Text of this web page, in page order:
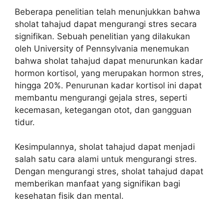
Beberapa penelitian telah menunjukkan bahwa
sholat tahajud dapat mengurangi stres secara
signifikan. Sebuah penelitian yang dilakukan
oleh University of Pennsylvania menemukan
bahwa sholat tahajud dapat menurunkan kadar
hormon kortisol, yang merupakan hormon stres,
hingga 20%. Penurunan kadar kortisol ini dapat
membantu mengurangi gejala stres, seperti
kecemasan, ketegangan otot, dan gangguan
tidur.
Kesimpulannya, sholat tahajud dapat menjadi
salah satu cara alami untuk mengurangi stres.
Dengan mengurangi stres, sholat tahajud dapat
memberikan manfaat yang signifikan bagi
kesehatan fisik dan mental.